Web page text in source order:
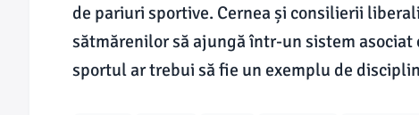
de pariuri sportive. Cernea și consilierii
sătmărenilor să ajungă într-un sistem
sportul ar trebui să fie un exemplu de